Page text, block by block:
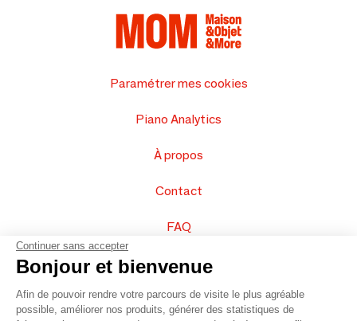
Paramétrer mes cookies
Piano Analytics
À propos
Contact
FAQ
Vendez vos produits
Plan du site
Continuer sans accepter
Bonjour et bienvenue
Afin de pouvoir rendre votre parcours de visite le plus agréable
possible, améliorer nos produits, générer des statistiques de